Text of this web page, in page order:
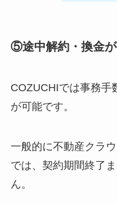
⑤途中解約・換金
COZUCHIでは事務手
が可能です。
一般的に不動産クラ
では、契約期間終了
ん。